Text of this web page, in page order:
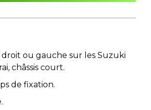
ou gauche sur les Suzuki
châssis court.
de fixation.